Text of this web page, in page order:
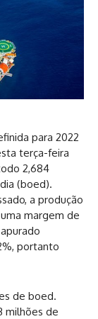
para 2022
terça-feira
2,684
(boed).
a produção
margem de
portanto
de boed.
milhões de